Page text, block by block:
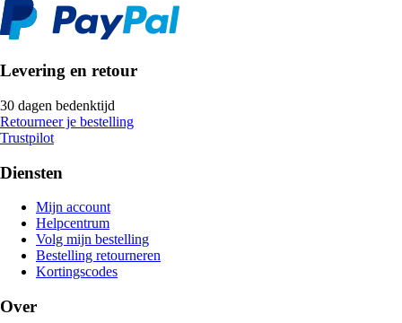
Levering en retour
30 dagen bedenktijd
Retourneer je bestelling
Trustpilot
Diensten
Mijn account
Helpcentrum
Volg mijn bestelling
Bestelling retourneren
Kortingscodes
Over